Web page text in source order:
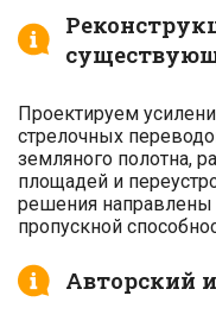
Проектируем
стрелочных
земляного полотна,
площадей и
решения направлены
пропускной
Авторский